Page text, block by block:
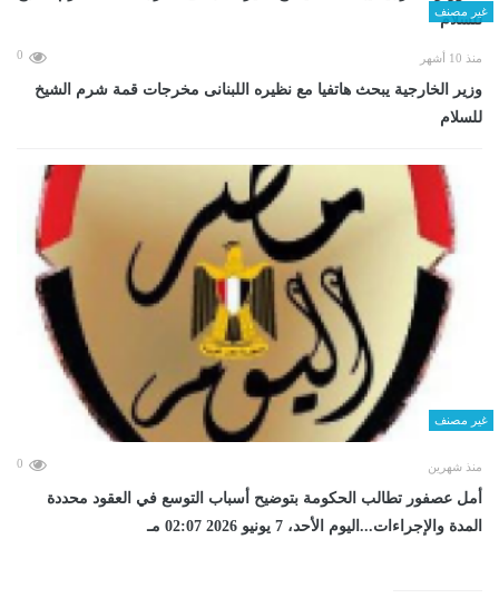
غير مصنف
منذ 10 أشهر 0
وزير الخارجية يبحث هاتفيا مع نظيره اللبنانى مخرجات قمة شرم الشيخ
للسلام
غير مصنف
منذ شهرين 0
أمل عصفور تطالب الحكومة بتوضيح أسباب التوسع في العقود محددة
المدة والإجراءات...اليوم الأحد، 7 يونيو 2026 02:07 مـ